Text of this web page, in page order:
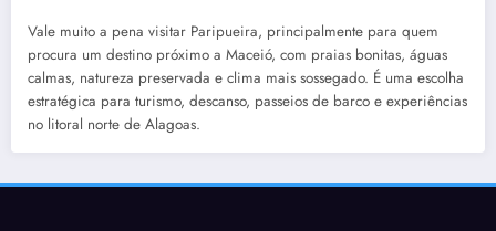
Vale muito a pena visitar Paripueira, principalmente para quem
procura um destino próximo a Maceió, com praias bonitas, águas
calmas, natureza preservada e clima mais sossegado. É uma escolha
estratégica para turismo, descanso, passeios de barco e experiências
no litoral norte de Alagoas.